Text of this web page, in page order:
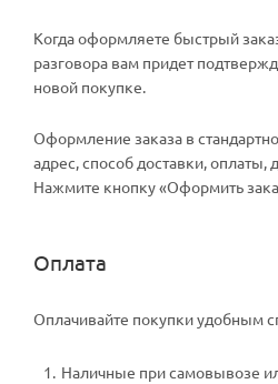
Когда оформляете быстрый
разговора вам придет
новой покупке.
Оформление заказа в
адрес, способ доставки,
Нажмите кнопку «Оформить
Оплата
Оплачивайте покупки удобным
Наличные при самовывозе